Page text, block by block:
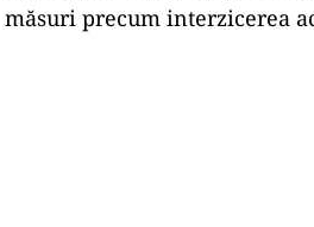
măsuri precum interzicerea